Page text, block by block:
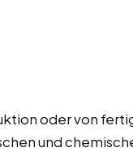
oder von
und